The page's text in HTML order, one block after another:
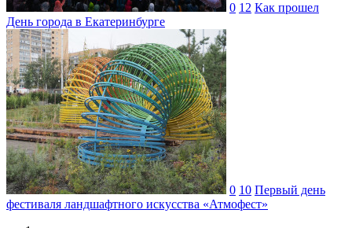
0 12 Как прошел
День города в Екатеринбурге
0 10 Первый день
фестиваля ландшафтного искусства «Атмофест»